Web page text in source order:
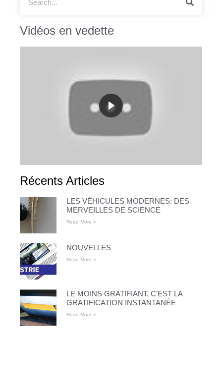
Vidéos en vedette
Récents Articles
LES VÉHICULES MODERNES: DES
MERVEILLES DE SCIENCE
Read More »
NOUVELLES
Read More »
LE MOINS GRATIFIANT, C’EST LA
GRATIFICATION INSTANTANÉE
Read More »